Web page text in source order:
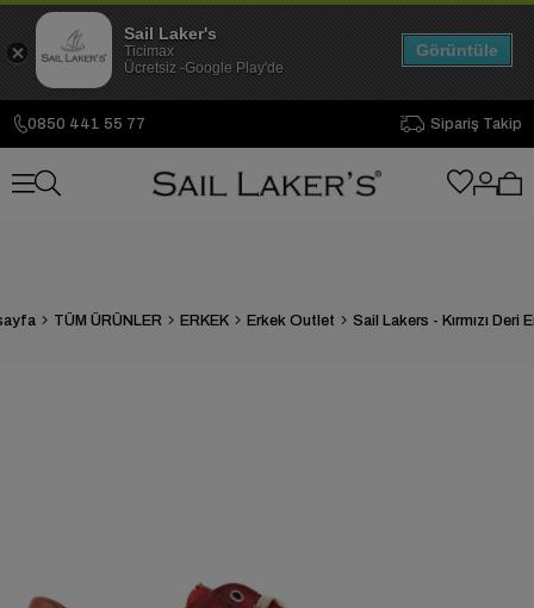
0850 441 55 77 Sipariş Takip
TÜM ÜRÜNLER ERKEK Erkek Outlet
Sail Laker's
Ticimax
Ücretsiz -Google Play'de
Görüntüle